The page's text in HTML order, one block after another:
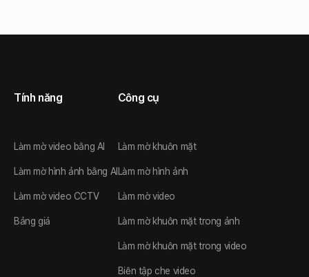
Tính năng
Làm mờ video bằng AI
Làm mờ hình ảnh bằng AI
Làm mờ video CCTV
Bảng giá
Công cụ
Làm mờ khuôn mặt
Làm mờ hình ảnh
Làm mờ video
Làm mờ khuôn mặt trong ảnh
Làm mờ khuôn mặt trong video
Biên tập che video